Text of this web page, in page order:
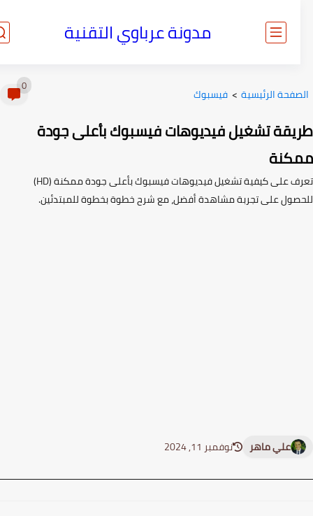
مدونة عرباوي التقنية
الرئيسية> فيسبوك
تشغيل فيديوهات فيسبوك بأعلى جودة
تعرف على كيفية تشغيل فيديوهات فيسبوك بأعلى جودة ممكنة (HD)
على تجربة مشاهدة أفضل، مع شرح خطوة بخطوة للمبتدئين.
علي ماهر نوفمبر 11, 2024